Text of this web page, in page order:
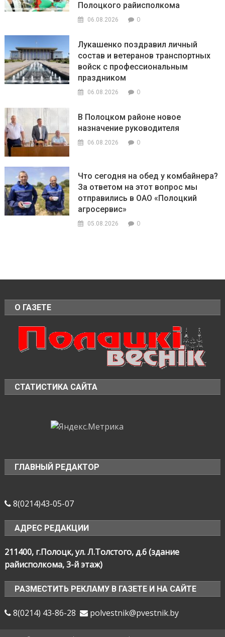
Полоцкого райисполкома
06.08.2026 0
Лукашенко поздравил личный
состав и ветеранов транспортных
войск с профессиональным
праздником
06.08.2026 0
В Полоцком районе новое
назначение руководителя
06.08.2026 0
Что сегодня на обед у комбайнера?
За ответом на этот вопрос мы
отправились в ОАО «Полоцкий
агросервис»
05.08.2026 0
О ГАЗЕТЕ
СТАТИСТИКА САЙТА
ГЛАВНЫЙ РЕДАКТОР
8(0214)43-05-07
АДРЕС РЕДАКЦИИ
211400, г.Полоцк, ул. Л.Толстого, д.6 (здание
райисполкома, 3-й этаж)
РАЗМЕСТИТЬ РЕКЛАМУ В ГАЗЕТЕ И НА САЙТЕ
8(0214) 43-86-28 polvestnik@pvestnik.by